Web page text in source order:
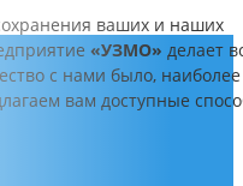
ваших и наших
«УЗМО» делает
с нами было, наиболее
вам доступные